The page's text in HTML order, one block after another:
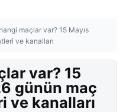
maçlar var? 15 Mayıs
ve kanalları
var? 15
günün maç
ve kanalları